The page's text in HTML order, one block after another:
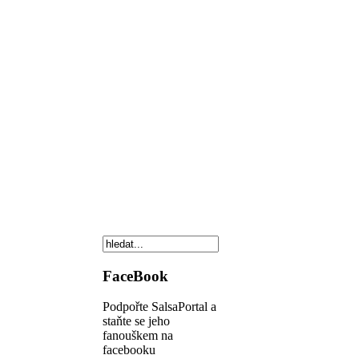
FaceBook
Podpořte SalsaPortal a
staňte se jeho
fanouškem na
facebooku